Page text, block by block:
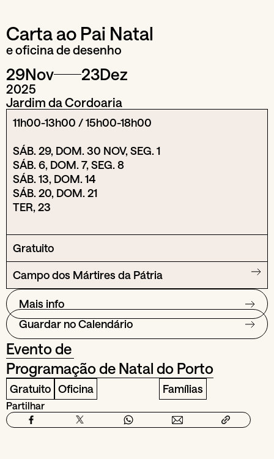
Carta ao Pai Natal
e oficina de desenho
29Nov 23Dez
2025
Jardim da Cordoaria
11h00-13h00 / 15h00-18h00
SÁB. 29, DOM. 30 NOV, SEG. 1
SÁB. 6, DOM. 7, SEG. 8
SÁB. 13, DOM. 14
SÁB. 20, DOM. 21
TER, 23
Gratuito
Campo dos Mártires da Pátria
Mais info
Guardar no Calendário
Evento de
Programação de Natal do Porto
Gratuito Oficina Famílias
Partilhar